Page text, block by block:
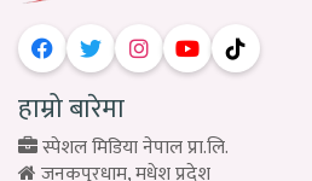
हाम्रो बारेमा
स्पेशल मिडिया नेपाल प्रा.लि.
जनकपुरधाम, मधेश प्रदेश